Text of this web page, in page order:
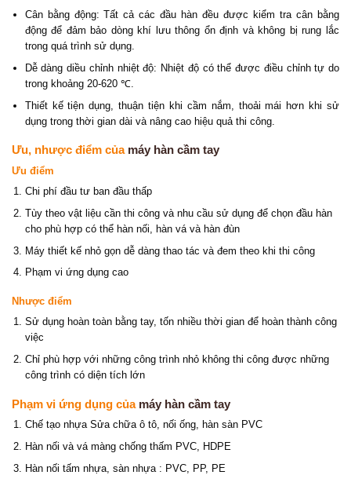
Cân bằng động: Tất cả các đầu hàn đều được kiểm tra cân bằng
động để đảm bảo dòng khí lưu thông ổn định và không bị rung lắc
trong quá trình sử dụng.
Dễ dàng diều chỉnh nhiệt độ: Nhiệt độ có thể được điều chỉnh tự do
trong khoảng 20-620 ℃.
Thiết kế tiện dụng, thuận tiện khi cầm nắm, thoải mái hơn khi sử
dụng trong thời gian dài và nâng cao hiệu quả thi công.
Ưu, nhược điểm của máy hàn cầm tay
Ưu điểm
Chi phí đầu tư ban đầu thấp
Tùy theo vật liệu cần thi công và nhu cầu sử dụng để chọn đầu hàn
cho phù hợp có thể hàn nối, hàn vá và hàn đùn
Máy thiết kế nhỏ gọn dễ dàng thao tác và đem theo khi thi công
Phạm vi ứng dụng cao
Nhược điểm
Sử dụng hoàn toàn bằng tay, tốn nhiều thời gian để hoàn thành công
việc
Chỉ phù hợp với những công trình nhỏ không thi công được những
công trình có diện tích lớn
Phạm vi ứng dụng của máy hàn cầm tay
Chế tạo nhựa Sửa chữa ô tô, nối ống, hàn sàn PVC
Hàn nối và vá màng chống thấm PVC, HDPE
Hàn nối tấm nhựa, sàn nhựa : PVC, PP, PE